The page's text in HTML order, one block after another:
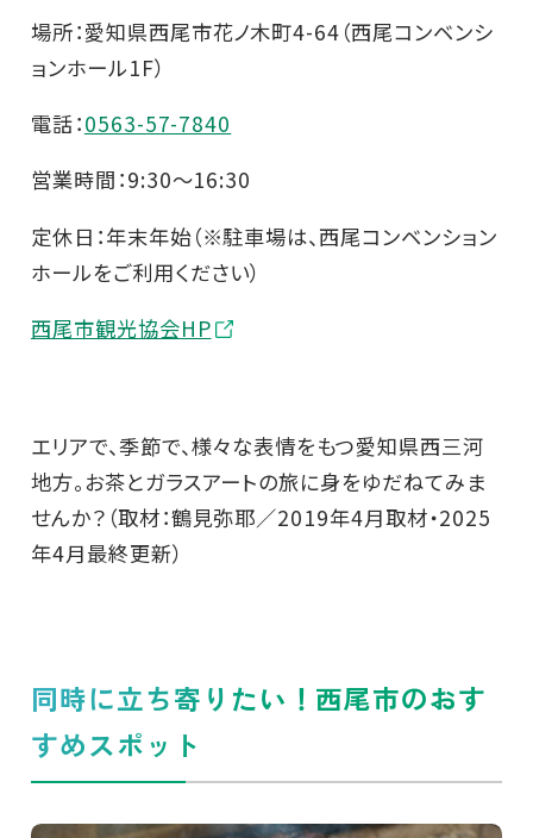
場所：愛知県西尾市花ノ木町4-64（西尾コンベンシ
ョンホール1F）
電話：0563-57-7840
営業時間：9:30～16:30
定休日：年末年始（※駐車場は、西尾コンベンション
ホールをご利用ください）
西尾市観光協会HP
エリアで、季節で、様々な表情をもつ愛知県西三河
地方。お茶とガラスアートの旅に身をゆだねてみま
せんか？（取材：鶴見弥耶／2019年4月取材・2025
年4月最終更新）
同時に立ち寄りたい！西尾市のおす
すめスポット